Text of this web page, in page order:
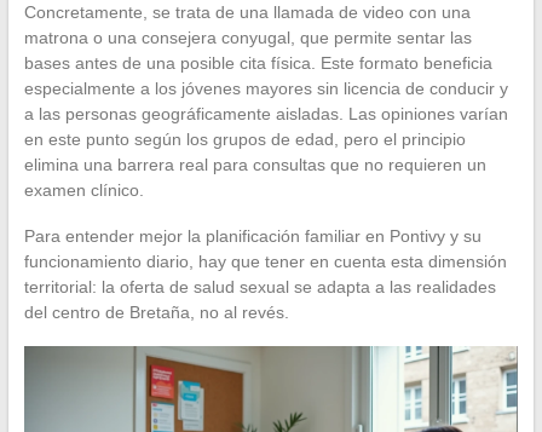
Concretamente, se trata de una llamada de video con una
matrona o una consejera conyugal, que permite sentar las
bases antes de una posible cita física. Este formato beneficia
especialmente a los jóvenes mayores sin licencia de conducir y
a las personas geográficamente aisladas. Las opiniones varían
en este punto según los grupos de edad, pero el principio
elimina una barrera real para consultas que no requieren un
examen clínico.
Para entender mejor la planificación familiar en Pontivy y su
funcionamiento diario, hay que tener en cuenta esta dimensión
territorial: la oferta de salud sexual se adapta a las realidades
del centro de Bretaña, no al revés.